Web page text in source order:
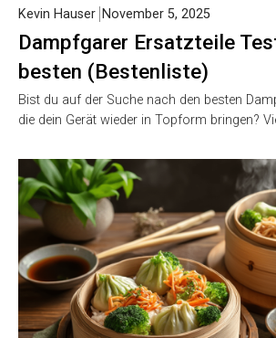
Dampfgarer Ersatzteile
besten (Bestenliste)
Kevin Hauser November 5, 2025
Bist du auf der Suche nach den besten
die dein Gerät wieder in Topform bringen?